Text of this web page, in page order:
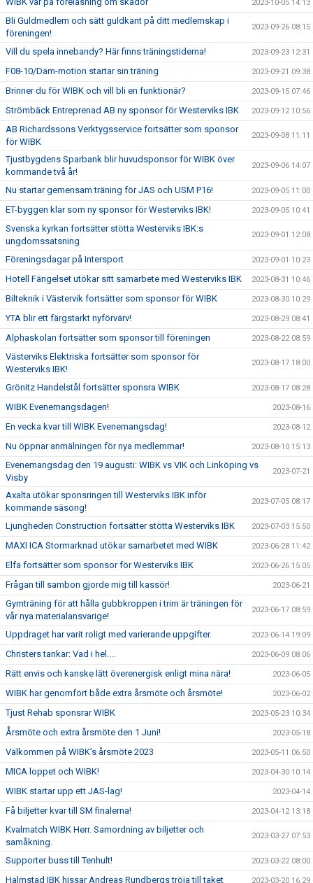
2023-10-05 14:13
Bli Guldmedlem och sätt guldkant på ditt medlemskap i
föreningen!
2023-09-26 08:15
Vill du spela innebandy? Här finns träningstiderna! 2023-09-23 12:31
F08-10/Dam-motion startar sin träning 2023-09-21 09:38
Brinner du för WIBK och vill bli en funktionär? 2023-09-15 07:46
Strömbäck Entreprenad AB ny sponsor för Westerviks IBK 2023-09-12 10:56
AB Richardssons Verktygsservice fortsätter som sponsor
för WIBK
2023-09-08 11:11
Tjustbygdens Sparbank blir huvudsponsor för WIBK över
kommande två år!
2023-09-06 14:07
Nu startar gemensam träning för JAS och USM P16! 2023-09-05 11:00
ET-byggen klar som ny sponsor för Westerviks IBK! 2023-09-05 10:41
Svenska kyrkan fortsätter stötta Westerviks IBK:s
ungdomssatsning
2023-09-01 12:08
Föreningsdagar på Intersport 2023-09-01 10:23
Hotell Fängelset utökar sitt samarbete med Westerviks IBK 2023-08-31 10:46
Bilteknik i Västervik fortsätter som sponsor för WIBK 2023-08-30 10:29
YTA blir ett färgstarkt nyförvärv! 2023-08-29 08:41
Alphaskolan fortsätter som sponsor till föreningen 2023-08-22 08:59
Västerviks Elektriska fortsätter som sponsor för
Westerviks IBK!
2023-08-17 18:00
Grönitz Handelstål fortsätter sponsra WIBK 2023-08-17 08:28
WIBK Evenemangsdagen! 2023-08-16
En vecka kvar till WIBK Evenemangsdag! 2023-08-12
Nu öppnar anmälningen för nya medlemmar! 2023-08-10 15:13
Evenemangsdag den 19 augusti: WIBK vs VIK och Linköping vs
Visby
2023-07-21
Axalta utökar sponsringen till Westerviks IBK inför
kommande säsong!
2023-07-05 08:17
Ljungheden Construction fortsätter stötta Westerviks IBK 2023-07-03 15:50
MAXI ICA Stormarknad utökar samarbetet med WIBK 2023-06-28 11:42
Elfa fortsätter som sponsor för Westerviks IBK 2023-06-26 15:05
Frågan till sambon gjorde mig till kassör! 2023-06-21
Gymträning för att hålla gubbkroppen i trim är träningen för
vår nya materialansvarige!
2023-06-17 08:59
Uppdraget har varit roligt med varierande uppgifter. 2023-06-14 19:09
Christers tankar: Vad i hel.... 2023-06-09 08:06
Rätt envis och kanske lätt överenergisk enligt mina nära! 2023-06-05
WIBK har genomfört både extra årsmöte och årsmöte! 2023-06-02
Tjust Rehab sponsrar WIBK 2023-05-23 10:34
Årsmöte och extra årsmöte den 1 Juni! 2023-05-18
Välkommen på WIBK’s årsmöte 2023 2023-05-11 06:50
MICA loppet och WIBK! 2023-04-30 10:14
WIBK startar upp ett JAS-lag! 2023-04-14
Få biljetter kvar till SM finalerna! 2023-04-12 13:18
Kvalmatch WIBK Herr. Samordning av biljetter och
samåkning.
2023-03-27 07:53
Supporter buss till Tenhult! 2023-03-22 08:00
Halmstad IBK hissar Andreas Rundbergs tröja till taket 2023-03-20 16:29